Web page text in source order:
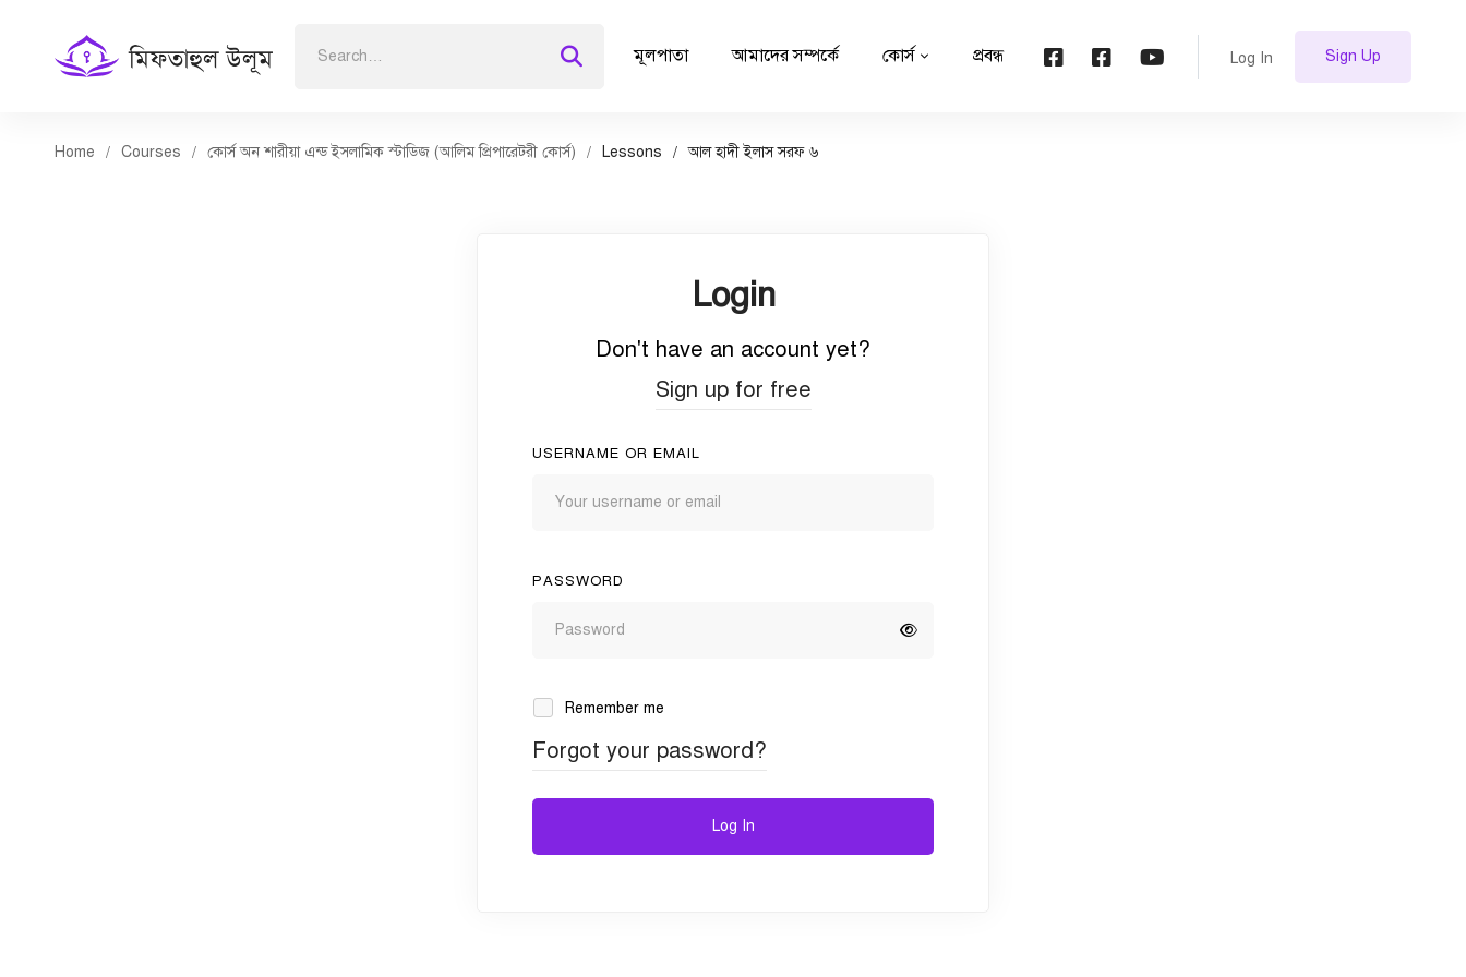
Search
মূলপাতা আমাদের সম্পর্কে কোর্স প্রবন্ধ Log In Sign Up
Home Courses কোর্স অন শারীয়া এন্ড ইসলামিক স্টাডিজ (আলিম প্রিপারেটরী কোর্স) Lessons আল হাদী ইলাস সরফ ৬
Login
Don't have an account yet?
Sign up for free
USERNAME OR EMAIL
PASSWORD
Remember me
Forgot your password?
Log In